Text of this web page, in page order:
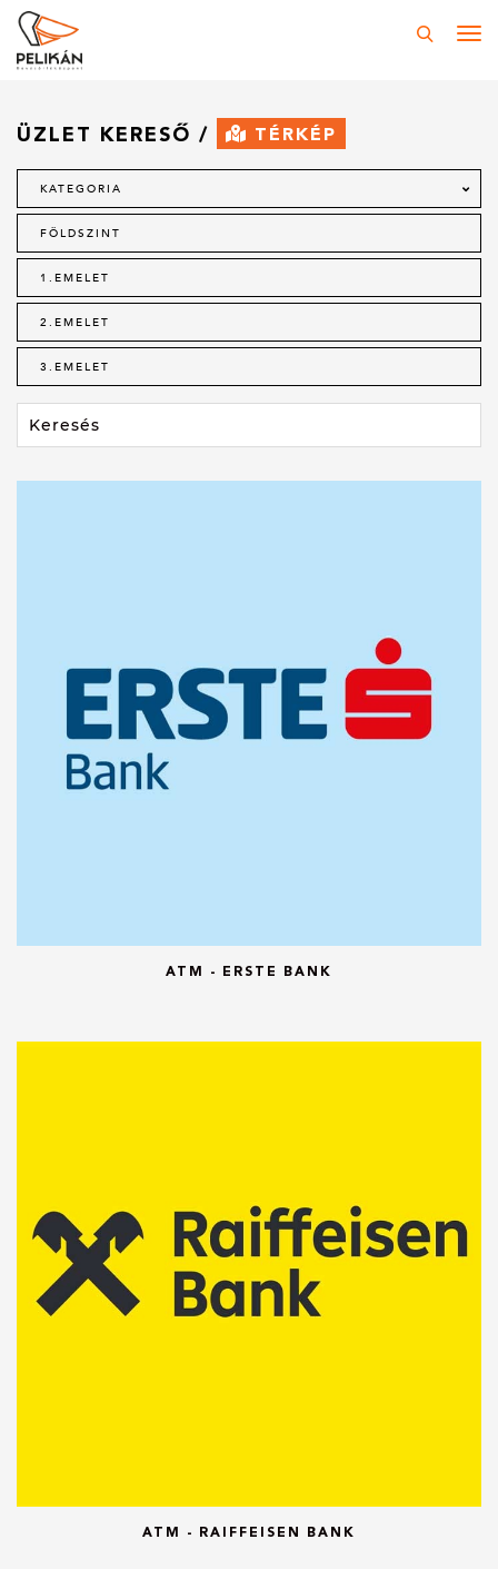
ÜZLET KERESŐ / TÉRKÉP
KATEGORIA
FÖLDSZINT
1.EMELET
2.EMELET
3.EMELET
ATM - ERSTE BANK
ATM - RAIFFEISEN BANK